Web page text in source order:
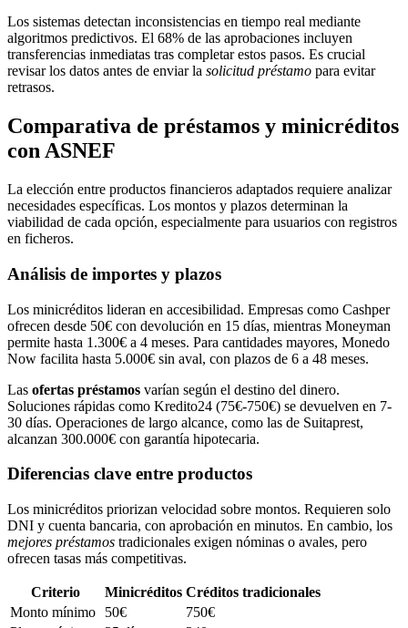
Los sistemas detectan inconsistencias en tiempo real mediante
algoritmos predictivos. El 68% de las aprobaciones incluyen
transferencias inmediatas tras completar estos pasos. Es crucial
revisar los datos antes de enviar la solicitud préstamo para evitar
retrasos.
Comparativa de préstamos y minicréditos
con ASNEF
La elección entre productos financieros adaptados requiere analizar
necesidades específicas. Los montos y plazos determinan la
viabilidad de cada opción, especialmente para usuarios con registros
en ficheros.
Análisis de importes y plazos
Los minicréditos lideran en accesibilidad. Empresas como Cashper
ofrecen desde 50€ con devolución en 15 días, mientras Moneyman
permite hasta 1.300€ a 4 meses. Para cantidades mayores, Monedo
Now facilita hasta 5.000€ sin aval, con plazos de 6 a 48 meses.
Las ofertas préstamos varían según el destino del dinero.
Soluciones rápidas como Kredito24 (75€-750€) se devuelven en 7-
30 días. Operaciones de largo alcance, como las de Suitaprest,
alcanzan 300.000€ con garantía hipotecaria.
Diferencias clave entre productos
Los minicréditos priorizan velocidad sobre montos. Requieren solo
DNI y cuenta bancaria, con aprobación en minutos. En cambio, los
mejores préstamos tradicionales exigen nóminas o avales, pero
ofrecen tasas más competitivas.
Criterio Minicréditos Créditos tradicionales
Monto mínimo
50€
750€